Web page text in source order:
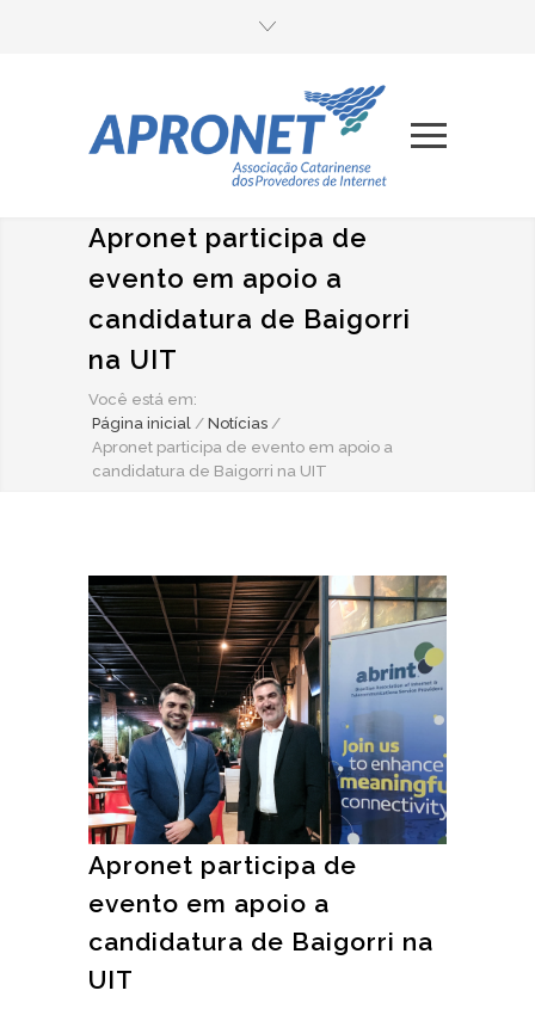
Apronet participa de
evento em apoio a
candidatura de Baigorri
na UIT
Você está em:
Página inicial / Notícias /
Apronet participa de evento em apoio a
candidatura de Baigorri na UIT
Apronet participa de
evento em apoio a
candidatura de Baigorri na
UIT